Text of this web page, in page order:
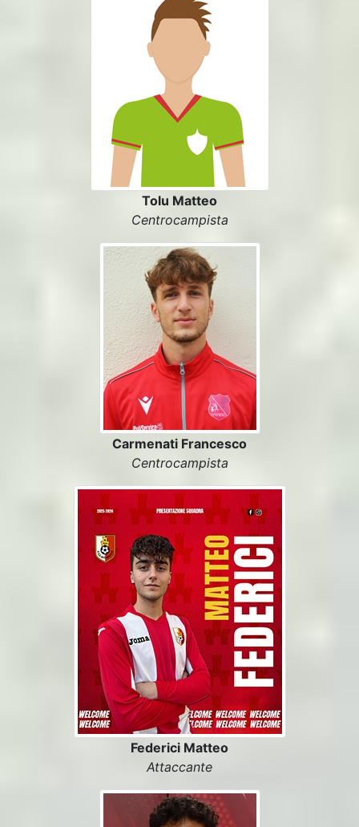
Tolu Matteo
Centrocampista
Carmenati Francesco
Centrocampista
Federici Matteo
Attaccante